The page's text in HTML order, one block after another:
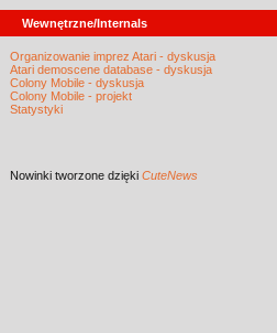
Wewnętrzne/Internals
Organizowanie imprez Atari - dyskusja
Atari demoscene database - dyskusja
Colony Mobile - dyskusja
Colony Mobile - projekt
Statystyki
Nowinki tworzone dzięki CuteNews